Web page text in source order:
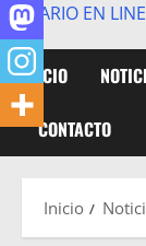
DIARIO EN
INICIO
CONTACTO
Inicio